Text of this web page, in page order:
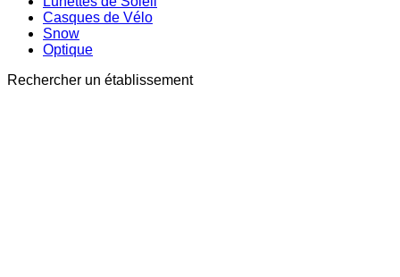
Casques de Vélo
Snow
Optique
Rechercher un établissement